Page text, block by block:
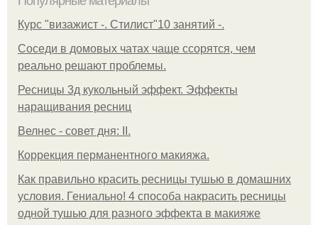
Курс "визажист -. Стилист"10 занятий -.
Соседи в домовых чатах чаще ссорятся, чем
реально решают проблемы.
Ресницы 3д кукольный эффект. Эффекты
наращивания ресниц
Велнес - совет дня: II.
Коррекция перманентного макияжа.
Как правильно красить ресницы тушью в домашних
условия. Гениально! 4 способа накрасить ресницы
одной тушью для разного эффекта в макияже